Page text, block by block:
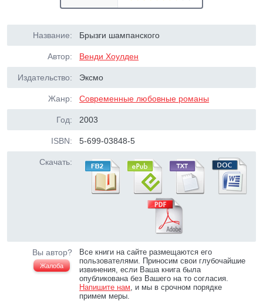
Название: Брызги шампанского
Автор: Венди Хоулден
Издательство: Эксмо
Жанр: Современные любовные романы
Год: 2003
ISBN: 5-699-03848-5
Скачать:
Вы автор?
Жалоба
Все книги на сайте размещаются его
пользователями. Приносим свои глубочайшие
извинения, если Ваша книга была
опубликована без Вашего на то согласия.
Напишите нам, и мы в срочном порядке
примем меры.